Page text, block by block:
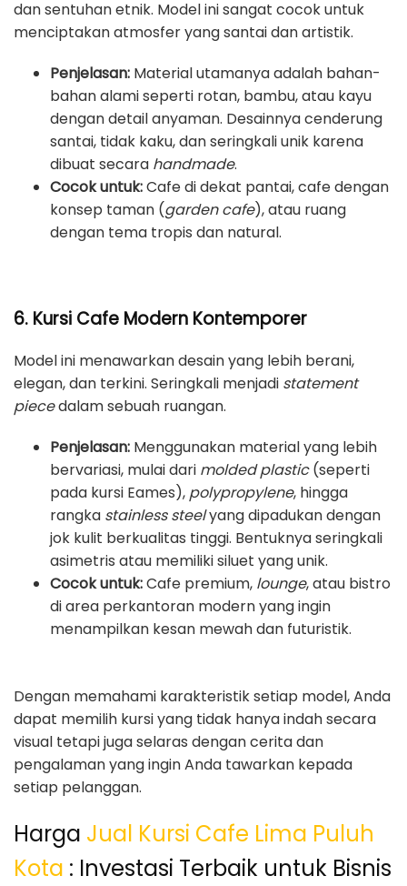
dan sentuhan etnik. Model ini sangat cocok untuk
menciptakan atmosfer yang santai dan artistik.
Penjelasan: Material utamanya adalah bahan-
bahan alami seperti rotan, bambu, atau kayu
dengan detail anyaman. Desainnya cenderung
santai, tidak kaku, dan seringkali unik karena
dibuat secara handmade.
Cocok untuk:Cafe di dekat pantai, cafe dengan
konsep taman (garden cafe), atau ruang
dengan tema tropis dan natural.
6. Kursi Cafe Modern Kontemporer
Model ini menawarkan desain yang lebih berani,
elegan, dan terkini. Seringkali menjadi statement
piecedalam sebuah ruangan.
Penjelasan: Menggunakan material yang lebih
bervariasi, mulai dari molded plastic(seperti
pada kursi Eames), polypropylene, hingga
rangka stainless steelyang dipadukan dengan
jok kulit berkualitas tinggi. Bentuknya seringkali
asimetris atau memiliki siluet yang unik.
Cocok untuk:Cafe premium, lounge, atau bistro
di area perkantoran modern yang ingin
menampilkan kesan mewah dan futuristik.
Dengan memahami karakteristik setiap model, Anda
dapat memilih kursi yang tidak hanya indah secara
visual tetapi juga selaras dengan cerita dan
pengalaman yang ingin Anda tawarkan kepada
setiap pelanggan.
Harga Jual Kursi Cafe Lima Puluh
Kota : Investasi Terbaik untuk Bisnis